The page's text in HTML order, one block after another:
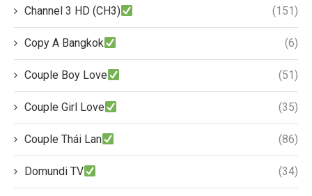
Channel 3 HD (CH3) (151)
Copy A Bangkok (6)
Couple Boy Love (51)
Couple Girl Love (35)
Couple Thái Lan (86)
Domundi TV (34)